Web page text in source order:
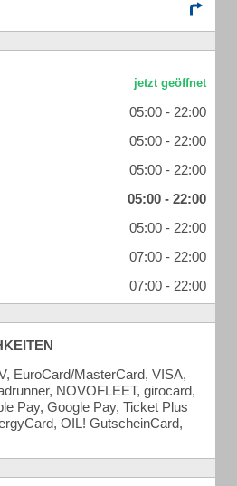
05:00 - 22:00
05:00 - 22:00
05:00 - 22:00
05:00 - 22:00
05:00 - 22:00
07:00 - 22:00
07:00 - 22:00
EuroCard/MasterCard, VISA,
NOVOFLEET, girocard,
Pay, Google Pay, Ticket Plus
OIL! GutscheinCard,